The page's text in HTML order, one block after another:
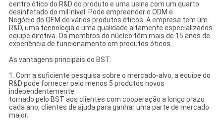
centro ótico do R&D do produto e uma usina com um quarto
desinfetado do mil-nível. Pode empreender o ODM e
Negócio do OEM de vários produtos óticos. A empresa tem um
R&D, uma tecnologia e uma qualidade altamente especializados
equipe diretiva. Os membros do núcleo têm mais de 15 anos de
experiência de funcionamento em produtos óticos.
As vantagens principais do BST:
1. Com a suficiente pesquisa sobre o mercado-alvo, a equipe do
R&D pode fornecer pelo menos 5 produtos novos
independentemente
tornado pelo BST aos clientes com cooperação a longo prazo
cada ano, clientes de ajuda para ganhar uma parte de mercado
maior;